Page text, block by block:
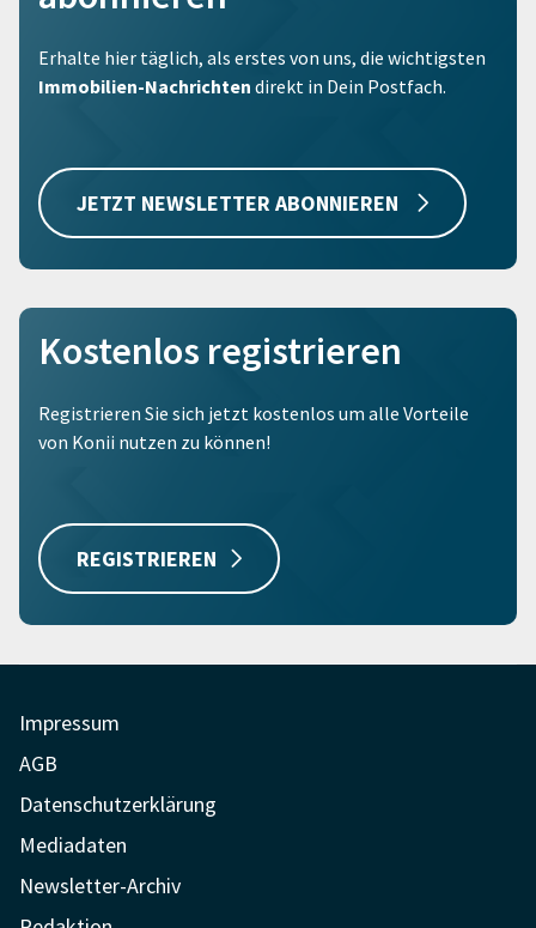
Erhalte hier täglich, als erstes von uns, die wichtigsten
Immobilien-Nachrichten direkt in Dein Postfach.
JETZT NEWSLETTER ABONNIEREN
Kostenlos registrieren
Registrieren Sie sich jetzt kostenlos um alle Vorteile
von Konii nutzen zu können!
REGISTRIEREN
Impressum
AGB
Datenschutzerklärung
Mediadaten
Newsletter-Archiv